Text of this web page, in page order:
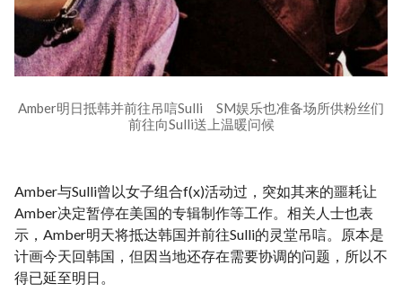
Amber明日抵韩并前往吊唁Sulli SM娱乐也准备场所供粉丝们
前往向Sulli送上温暖问候
Amber与Sulli曾以女子组合f(x)活动过，突如其来的噩耗让
Amber决定暂停在美国的专辑制作等工作。相关人士也表
示，Amber明天将抵达韩国并前往Sulli的灵堂吊唁。原本是
计画今天回韩国，但因当地还存在需要协调的问题，所以不
得已延至明日。